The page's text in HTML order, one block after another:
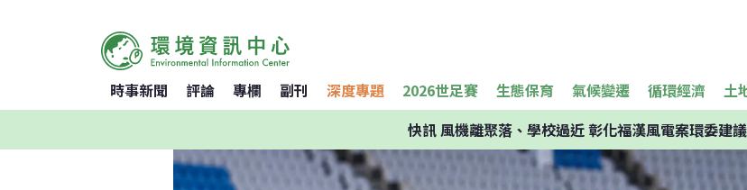
時事新聞 評論 專欄 副刊 深度專題 2026世足賽 生態保育 氣候變遷 循環經濟 土
快訊風機離聚落、學校過近 彰化福漢風電案環委建